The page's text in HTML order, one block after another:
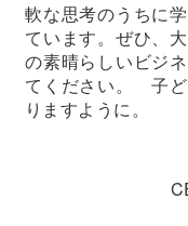
軟な思考のうちに
ています。ぜひ、
の素晴らしいビジ
てください。 子ど
りますように。